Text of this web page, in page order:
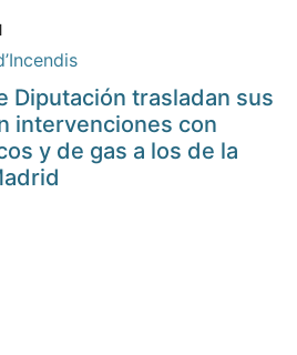
Diputación trasladan sus
intervenciones con
y de gas a los de la